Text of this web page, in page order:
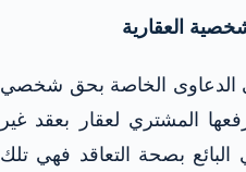
العقارية
الدعاوى الخاصة بحق شخصي
المشتري لعقار بعقد غير
بصحة التعاقد فهي تلك